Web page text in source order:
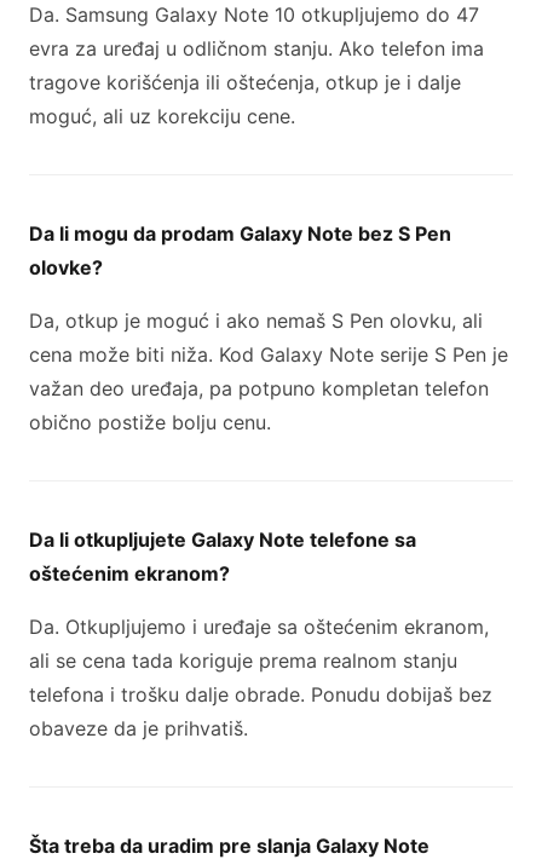
Da. Samsung Galaxy Note 10 otkupljujemo do 47
evra za uređaj u odličnom stanju. Ako telefon ima
tragove korišćenja ili oštećenja, otkup je i dalje
moguć, ali uz korekciju cene.
Da li mogu da prodam Galaxy Note bez S Pen
olovke?
Da, otkup je moguć i ako nemaš S Pen olovku, ali
cena može biti niža. Kod Galaxy Note serije S Pen je
važan deo uređaja, pa potpuno kompletan telefon
obično postiže bolju cenu.
Da li otkupljujete Galaxy Note telefone sa
oštećenim ekranom?
Da. Otkupljujemo i uređaje sa oštećenim ekranom,
ali se cena tada koriguje prema realnom stanju
telefona i trošku dalje obrade. Ponudu dobijaš bez
obaveze da je prihvatiš.
Šta treba da uradim pre slanja Galaxy Note